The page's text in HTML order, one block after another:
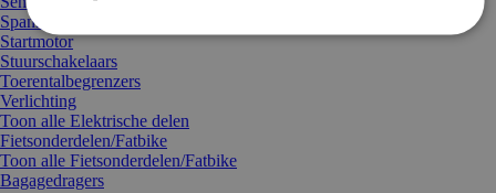
Spanningsregelaar/gelijkrichter/weerstand
Startmotor
Stuurschakelaars
Toerentalbegrenzers
Verlichting
Toon alle Elektrische delen
Fietsonderdelen/Fatbike
Toon alle Fietsonderdelen/Fatbike
Bagagedragers